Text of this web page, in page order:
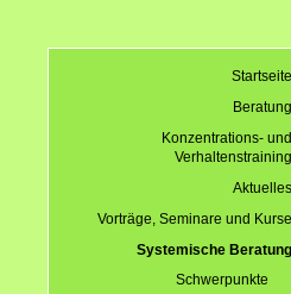
Startseite
Beratung
Konzentrations- und
Verhaltenstraining
Aktuelles
Vorträge, Seminare und Kurse
Systemische Beratung
Schwerpunkte